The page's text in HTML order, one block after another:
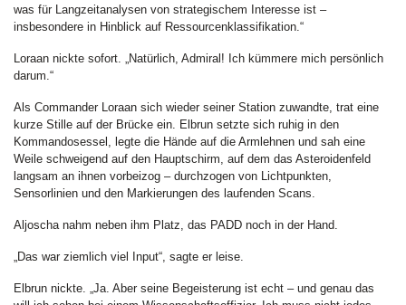
was für Langzeitanalysen von strategischem Interesse ist –
insbesondere in Hinblick auf Ressourcenklassifikation.“
Loraan nickte sofort. „Natürlich, Admiral! Ich kümmere mich persönlich
darum.“
Als Commander Loraan sich wieder seiner Station zuwandte, trat eine
kurze Stille auf der Brücke ein. Elbrun setzte sich ruhig in den
Kommandosessel, legte die Hände auf die Armlehnen und sah eine
Weile schweigend auf den Hauptschirm, auf dem das Asteroidenfeld
langsam an ihnen vorbeizog – durchzogen von Lichtpunkten,
Sensorlinien und den Markierungen des laufenden Scans.
Aljoscha nahm neben ihm Platz, das PADD noch in der Hand.
„Das war ziemlich viel Input“, sagte er leise.
Elbrun nickte. „Ja. Aber seine Begeisterung ist echt – und genau das